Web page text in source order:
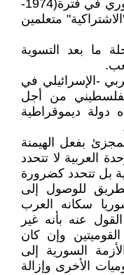
رأسمالية متوحشة ولدها النظام السوري في فترة(1974-
متعلمين
ما بعد التسوية
-الإسرائيلي في
من أجل
دولة ديموقراطية
بفعل الهيمنة
العربية لا تتحدد
بل تتحدد كضرورة
للوصول إلى
سكانه العرب
القول عنه بأنه غير
القوميتين وإن كان
السورية إلى
الأخرى وإزالة